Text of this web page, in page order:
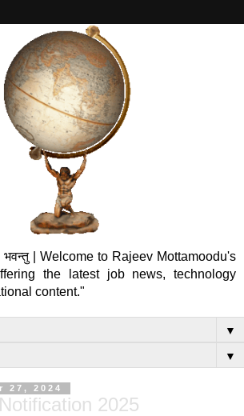
भवन्तु | Welcome to Rajeev Mottamoodu's
the latest job news, technology
content."
▼
▼
27, 2024
2025